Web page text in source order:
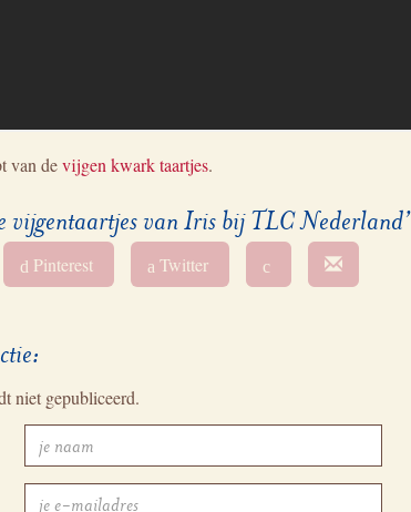
van devijgen kwark taartjes.
vijgentaartjes van Iris bij TLC Nederland’
d Pinterest a Twitter c
niet gepubliceerd.